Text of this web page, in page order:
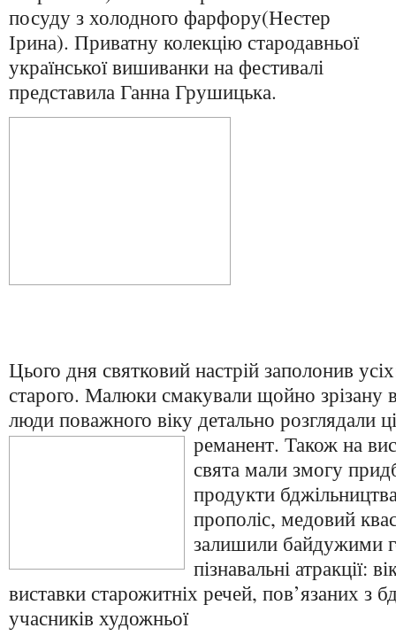
посуду з холодного фарфору(Нестер
Ірина). Приватну колекцію стародавньої
української вишиванки на фестивалі
представила Ганна Грушицька.
Цього дня святковий настрій заполонив
старого. Малюки смакували щойно
люди поважного віку детально розглядали
реманент. Також на
свята мали змогу
продукти
прополіс, медовий
залишили байдужими
пізнавальні атракції:
виставки старожитніх речей, пов’язаних з
учасників художньої